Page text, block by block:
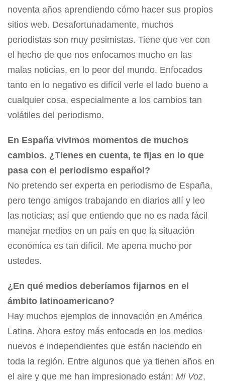
noventa años aprendiendo cómo hacer sus propios
sitios web. Desafortunadamente, muchos
periodistas son muy pesimistas. Tiene que ver con
el hecho de que nos enfocamos mucho en las
malas noticias, en lo peor del mundo. Enfocados
tanto en lo negativo es difícil verle el lado bueno a
cualquier cosa, especialmente a los cambios tan
volátiles del periodismo.
En España vivimos momentos de muchos
cambios. ¿Tienes en cuenta, te fijas en lo que
pasa con el periodismo español?
No pretendo ser experta en periodismo de España,
pero tengo amigos trabajando en diarios allí y leo
las noticias; así que entiendo que no es nada fácil
manejar medios en un país en que la situación
económica es tan difícil. Me apena mucho por
ustedes.
¿En qué medios deberíamos fijarnos en el
ámbito latinoamericano?
Hay muchos ejemplos de innovación en América
Latina. Ahora estoy más enfocada en los medios
nuevos e independientes que están naciendo en
toda la región. Entre algunos que ya tienen años en
el aire y que me han impresionado están: Mi Voz,